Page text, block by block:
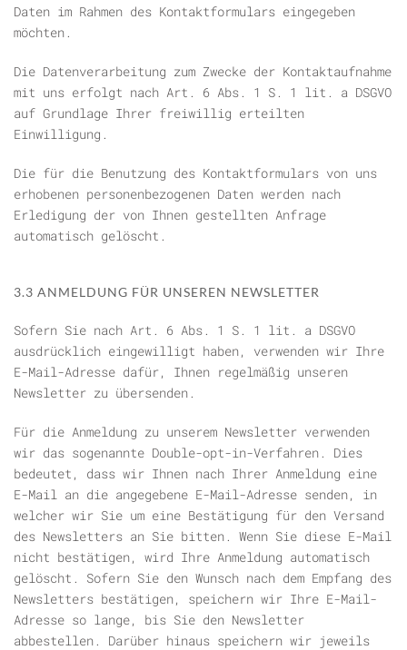
Daten im Rahmen des Kontaktformulars eingegeben
möchten.
Die Datenverarbeitung zum Zwecke der Kontaktaufnahme
mit uns erfolgt nach Art. 6 Abs. 1 S. 1 lit. a DSGVO
auf Grundlage Ihrer freiwillig erteilten
Einwilligung.
Die für die Benutzung des Kontaktformulars von uns
erhobenen personenbezogenen Daten werden nach
Erledigung der von Ihnen gestellten Anfrage
automatisch gelöscht.
3.3 ANMELDUNG FÜR UNSEREN NEWSLETTER
Sofern Sie nach Art. 6 Abs. 1 S. 1 lit. a DSGVO
ausdrücklich eingewilligt haben, verwenden wir Ihre
E-Mail-Adresse dafür, Ihnen regelmäßig unseren
Newsletter zu übersenden.
Für die Anmeldung zu unserem Newsletter verwenden
wir das sogenannte Double-opt-in-Verfahren. Dies
bedeutet, dass wir Ihnen nach Ihrer Anmeldung eine
E-Mail an die angegebene E-Mail-Adresse senden, in
welcher wir Sie um eine Bestätigung für den Versand
des Newsletters an Sie bitten. Wenn Sie diese E-Mail
nicht bestätigen, wird Ihre Anmeldung automatisch
gelöscht. Sofern Sie den Wunsch nach dem Empfang des
Newsletters bestätigen, speichern wir Ihre E-Mail-
Adresse so lange, bis Sie den Newsletter
abbestellen. Darüber hinaus speichern wir jeweils